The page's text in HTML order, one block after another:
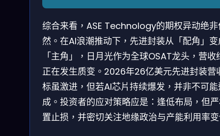
综合来看，ASE Technology的期权异动绝
然。在AI浪潮推动下，先进封装从「配角」
「主角」，日月光作为全球OSAT龙头，营收
正在发生质变。2026年26亿美元先进封装营
标虽激进，但若AI芯片持续爆发，并非不可
成。投资者的应对策略应是：逢低布局，但
置止损，并密切关注地缘政治与产能利用率